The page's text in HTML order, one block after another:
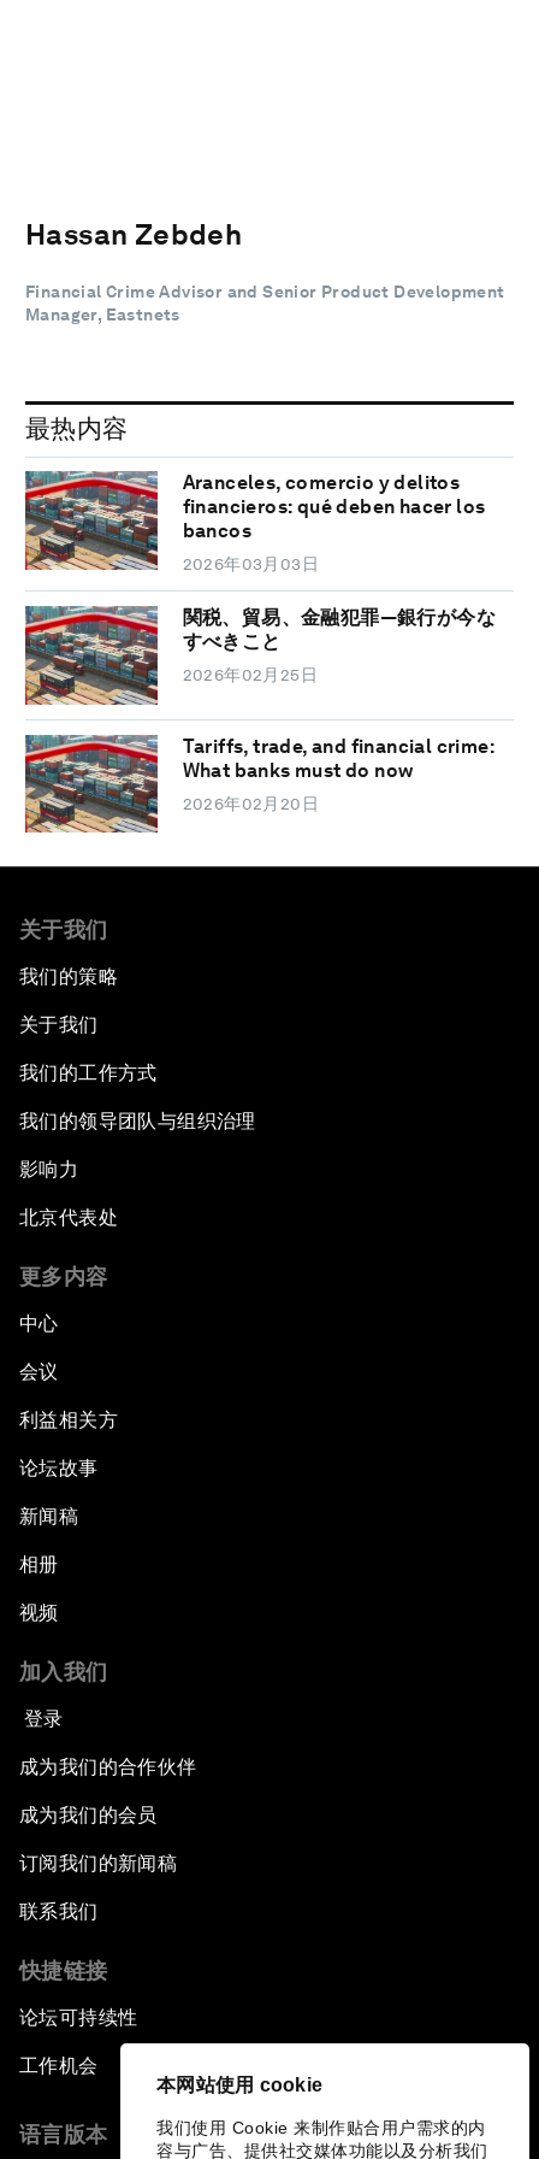
本网站使用 cookie
我们使用 Cookie 来制作贴合用户需求的内
容与广告、提供社交媒体功能以及分析我们
Hassan Zebdeh
Financial Crime Advisor and Senior Product Development
Manager, Eastnets
最热内容
Aranceles, comercio y delitos
financieros: qué deben hacer los
bancos
2026年03月03日
関税、貿易、金融犯罪―銀行が今な
すべきこと
2026年02月25日
Tariffs, trade, and financial crime:
What banks must do now
2026年02月20日
关于我们
我们的策略
关于我们
我们的工作方式
我们的领导团队与组织治理
影响力
北京代表处
更多内容
中心
会议
利益相关方
论坛故事
新闻稿
相册
视频
加入我们
登录
成为我们的合作伙伴
成为我们的会员
订阅我们的新闻稿
联系我们
快捷链接
论坛可持续性
工作机会
语言版本